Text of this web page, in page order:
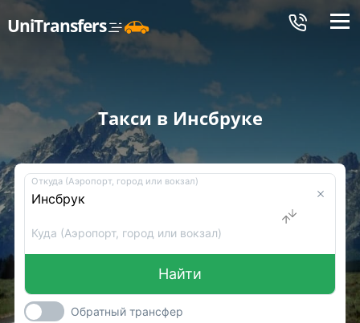
UniTransfers Меню
Такси в Инсбруке
Откуда (Аэропорт, город или вокзал)
Куда (Аэропорт, город или вокзал)
Найти
Обратный трансфер